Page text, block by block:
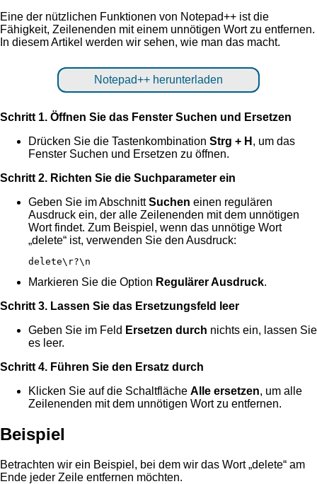
Eine der nützlichen Funktionen von Notepad++ ist die
Fähigkeit, Zeilenenden mit einem unnötigen Wort zu entfernen.
In diesem Artikel werden wir sehen, wie man das macht.
Notepad++ herunterladen
Schritt 1. Öffnen Sie das Fenster Suchen und Ersetzen
Drücken Sie die Tastenkombination Strg + H , um das
Fenster Suchen und Ersetzen zu öffnen.
Schritt 2. Richten Sie die Suchparameter ein
Geben Sie im AbschnittSuchen einen regulären
Ausdruck ein, der alle Zeilenenden mit dem unnötigen
Wort findet. Zum Beispiel, wenn das unnötige Wort
„delete“ ist, verwenden Sie den Ausdruck:
delete\r?\n
Markieren Sie die Option Regulärer Ausdruck.
Schritt 3. Lassen Sie das Ersetzungsfeld leer
Geben Sie im Feld Ersetzen durch nichts ein, lassen Sie
es leer.
Schritt 4. Führen Sie den Ersatz durch
Klicken Sie auf die Schaltfläche Alle ersetzen, um alle
Zeilenenden mit dem unnötigen Wort zu entfernen.
Beispiel
Betrachten wir ein Beispiel, bei dem wir das Wort „delete“ am
Ende jeder Zeile entfernen möchten.